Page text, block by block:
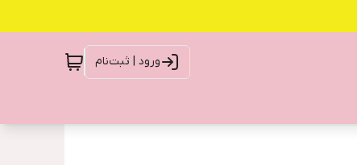
ورود | ثبت‌نام